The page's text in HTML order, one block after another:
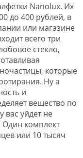
Nanolux. Их
до 400 рублей, в
или магазине
всего три
стекло,
которые
Ну а
и
вещество по
вас уйдет не
Один комплект
или 10 тысяч